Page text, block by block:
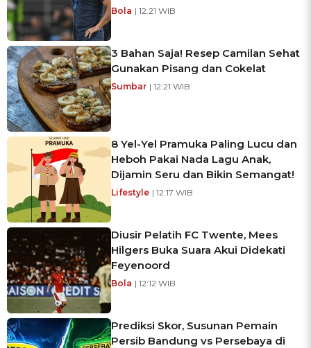
Bola | 12:21 WIB
3 Bahan Saja! Resep Camilan Sehat
Gunakan Pisang dan Cokelat
Sumbar | 12:21 WIB
8 Yel-Yel Pramuka Paling Lucu dan
Heboh Pakai Nada Lagu Anak,
Dijamin Seru dan Bikin Semangat!
Lifestyle | 12:17 WIB
Diusir Pelatih FC Twente, Mees
Hilgers Buka Suara Akui Didekati
Feyenoord
Bola | 12:12 WIB
Prediksi Skor, Susunan Pemain
Persib Bandung vs Persebaya di